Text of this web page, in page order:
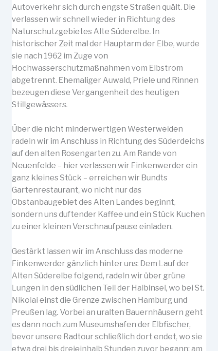
Autoverkehr sich durch engste Straßen quält. Die
verlassen wir schnell wieder in Richtung des
Naturschutzgebietes Alte Süderelbe. In
historischer Zeit mal der Hauptarm der Elbe, wurde
sie nach 1962 im Zuge von
Hochwasserschutzmaßnahmen vom Elbstrom
abgetrennt. Ehemaliger Auwald, Priele und Rinnen
bezeugen diese Vergangenheit des heutigen
Stillgewässers.
Über die nicht minderwertigen Westerweiden
radeln wir im Anschluss in Richtung des Süderdeichs
auf den alten Rosengarten zu. Am Rande von
Neuenfelde – hier verlassen wir Finkenwerder ein
ganz kleines Stück – erreichen wir Bundts
Gartenrestaurant, wo nicht nur das
Obstanbaugebiet des Alten Landes beginnt,
sondern uns duftender Kaffee und ein Stück Kuchen
zu einer kleinen Verschnaufpause einladen.
Gestärkt lassen wir im Anschluss das moderne
Finkenwerder gänzlich hinter uns: Dem Lauf der
Alten Süderelbe folgend, radeln wir über grüne
Lungen in den südlichen Teil der Halbinsel, wo bei St.
Nikolai einst die Grenze zwischen Hamburg und
Preußen lag. Vorbei an uralten Bauernhäusern geht
es dann noch zum Museumshafen der Elbfischer,
bevor unsere Radtour schließlich dort endet, wo sie
etwa drei bis dreieinhalb Stunden zuvor begann: am